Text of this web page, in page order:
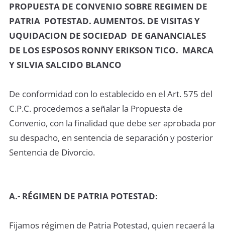
PROPUESTA DE CONVENIO SOBRE REGIMEN DE
PATRIA POTESTAD. AUMENTOS. DE VISITAS Y
UQUIDACION DE SOCIEDAD DE GANANCIALES
DE LOS ESPOSOS RONNY ERIKSON TICO. MARCA
Y SILVIA SALCIDO BLANCO
De conformidad con lo establecido en el Art. 575 del
C.P.C. procedemos a señalar la Propuesta de
Convenio, con la finalidad que debe ser aprobada por
su despacho, en sentencia de separación y posterior
Sentencia de Divorcio.
A.- RÉGIMEN DE PATRIA POTESTAD:
Fijamos régimen de Patria Potestad, quien recaerá la